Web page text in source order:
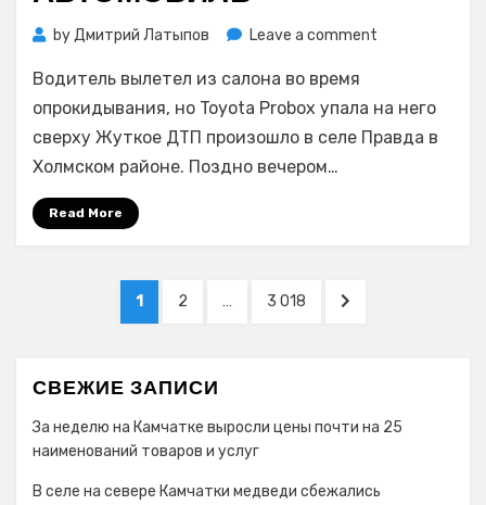
byДмитрий Латыпов Leave a comment
ДТП
насмерть
Водитель вылетел из салона во время
опрокидывания, но Toyota Probox упала на него
сверху Жуткое ДТП произошло в селе Правда в
Холмском районе. Поздно вечером…
Read More
НавигацияPAGE
1 PAGE
2 … PAGE
3 018
NEXT
СВЕЖИЕ ЗАПИСИ
За неделю на Камчатке выросли цены почти на 25
наименований товаров и услуг
В селе на севере Камчатки медведи сбежались